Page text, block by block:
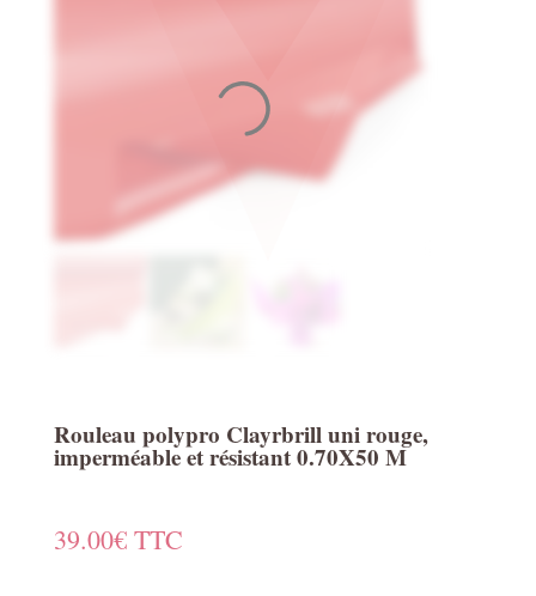
Rouleau polypro Clayrbrill uni rouge,
imperméable et résistant 0.70X50 M
39.00€ TTC